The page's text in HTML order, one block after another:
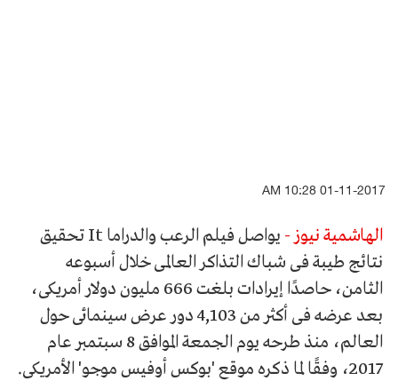
01-11-2017 10:28 AM
الهاشمية نيوز -
يواصل فيلم الرعب والدراما It تحقيق
نتائج طيبة فى شباك التذاكر العالمى خلال أسبوعه
الثامن، حاصدًا إيرادات بلغت 666 مليون دولار أمريكى،
بعد عرضه فى أكثر من 4,103 دور عرض سينمائى حول
العالم، منذ طرحه يوم الجمعة الموافق 8 سبتمبر عام
2017، وفقًا لما ذكره موقع 'بوكس أوفيس موجو' الأمريكى.